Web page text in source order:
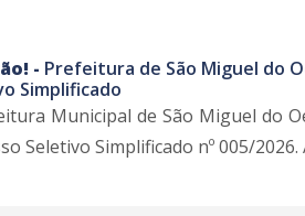
- Prefeitura de São Miguel do
Simplificado
Municipal de São Miguel do
Seletivo Simplificado nº 005/2026.